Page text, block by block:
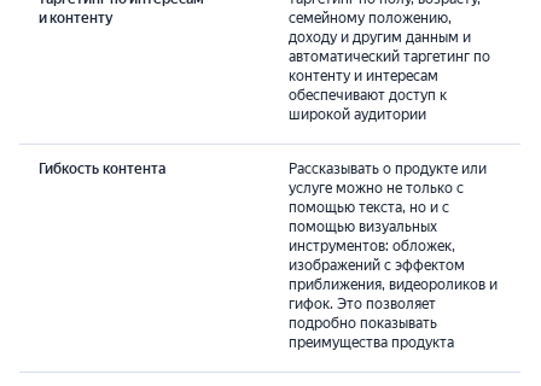
и контенту
семейному положению,
доходу и другим данным и
автоматический таргетинг по
контенту и интересам
обеспечивают доступ к
широкой аудитории
Гибкость контента
Рассказывать о продукте или
услуге можно не только с
помощью текста, но и с
помощью визуальных
инструментов: обложек,
изображений с эффектом
приближения, видеороликов и
гифок. Это позволяет
подробно показывать
преимущества продукта